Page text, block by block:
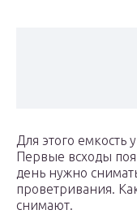
Для этого
Первые всходы
день нужно
проветривания.
снимают.